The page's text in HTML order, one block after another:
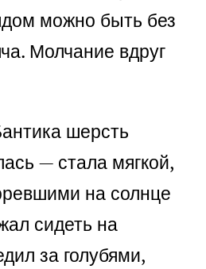
можно быть без
Молчание вдруг
шерсть
— стала мягкой,
на солнце
сидеть на
за голубями,